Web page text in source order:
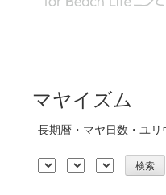
マヤイズム
長期暦・マヤ日数・ユリ